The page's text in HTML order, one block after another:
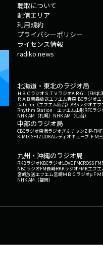
聴取について
配信エリア
利用規約
プライバシーポリシー
ライセンス情報
radiko news
北海道・東北のラジオ局
ＨＢＣラジオＳＴＶラジオAIR-G'（FM北
ＲＡＢ青森放送エフエム青森IBCラジオエ
Date fm（エフエム仙台） ABSラジオエフ
Rhythm Station エフエム山形RFCラ
NHK AM（札幌） NHK AM（仙台）
中部のラジオ局
CBCラジオ東海ラジオぎふチャンZIP-FM
K-MIX SHIZUOKAレディオキューブ ＦＭ
九州・沖縄のラジオ局
RKBラジオKBCラジオLOVE FMCROSS FM
NBCラジオFM長崎RKKラジオFMKエフエ
宮崎放送エフエム宮崎ＭＢＣラジオμＦＭ
NHK AM（福岡）